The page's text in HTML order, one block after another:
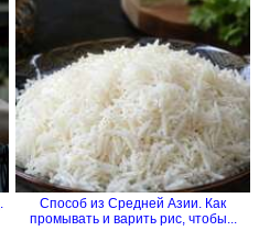
Способ из Средней Азии. Как
промывать и варить рис, чтобы...